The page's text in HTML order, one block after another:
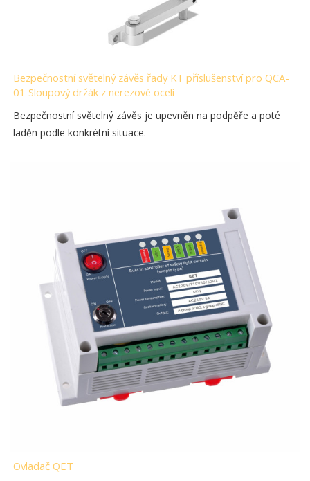
Bezpečnostní světelný závěs řady KT příslušenství pro QCA-
01 Sloupový držák z nerezové oceli
Bezpečnostní světelný závěs je upevněn na podpěře a poté
laděn podle konkrétní situace.
Ovladač QET